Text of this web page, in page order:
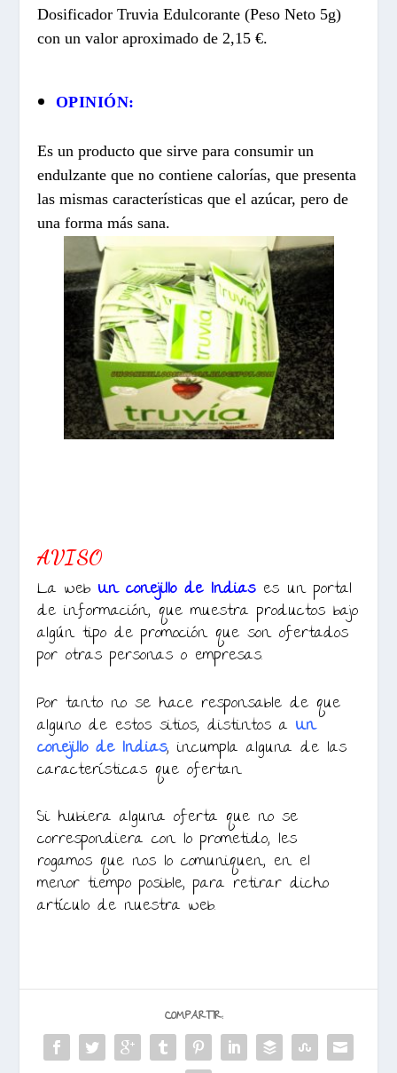
Dosificador Truvia Edulcorante (Peso Neto 5g)
con un valor aproximado de 2,15 €.
OPINIÓN:
Es un producto que sirve para consumir un
endulzante que no contiene calorías, que presenta
las mismas características que el azúcar, pero de
una forma más sana.
AVISO
La webUn conejillo de Indias es un portal
de información, que muestra productos bajo
algún tipo de promoción que son ofertados
por otras personas o empresas.
Por tanto no se hace responsable de que
alguno de estos sitios, distintos aUn
conejillo de Indias, incumpla alguna de las
características que ofertan.
Si hubiera alguna oferta que no se
correspondiera con lo prometido, les
rogamos que nos lo comuniquen, en el
menor tiempo posible, para retirar dicho
artículo de nuestra web.
COMPARTIR: